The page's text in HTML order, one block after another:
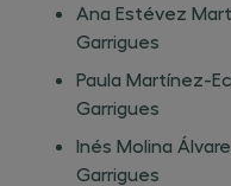
Ana Estévez
Garrigues
Paula Martínez-
Garrigues
Inés Molina
Garrigues